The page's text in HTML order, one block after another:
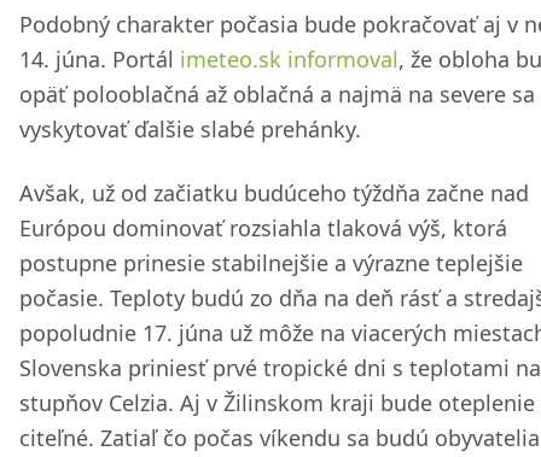
Podobný charakter počasia bude pokračovať aj v
14. júna. Portál imeteo.sk informoval, že obloha
opäť polooblačná až oblačná a najmä na severe
vyskytovať ďalšie slabé prehánky.
Avšak, už od začiatku budúceho týždňa začne nad
Európou dominovať rozsiahla tlaková výš, ktorá
postupne prinesie stabilnejšie a výrazne teplejšie
počasie. Teploty budú zo dňa na deň rásť a
popoludnie 17. júna už môže na viacerých
Slovenska priniesť prvé tropické dni s teplotami
stupňov Celzia. Aj v Žilinskom kraji bude oteplenie
citeľné. Zatiaľ čo počas víkendu sa budú obyvatelia